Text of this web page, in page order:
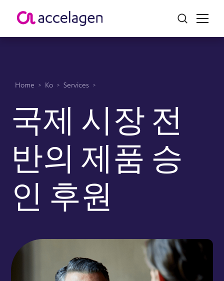
Home > Ko > Services >
국제 시장 전
반의 제품 승
인 후원